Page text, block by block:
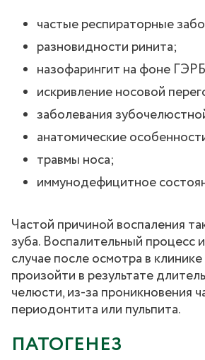
частые респираторные
разновидности ринита;
назофарингит на фоне
искривление носовой
заболевания
анатомические
травмы носа;
иммунодефицитное
Частой причиной воспаления
зуба. Воспалительный процесс
случае после осмотра в
произойти в результате
челюсти, из-за проникновения
периодонтита или пульпита.
ПАТОГЕНЕЗ